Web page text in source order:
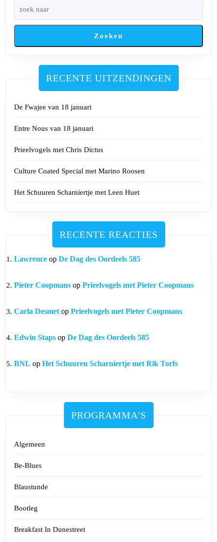
&
Hail
Marys
Zoeken
RECENTE UITZENDINGEN
De Fwajee van 18 januari
Entre Nous van 18 januari
Prieelvogels met Chris Dictus
Culture Coated Special met Marino Roosen
Het Schuuren Scharniertje met Leen Huet
RECENTE REACTIES
Lawrence op De Dag des Oordeels 585
Pieter Coopmans op Prieelvogels met Pieter Coopmans
Carla Desmet op Prieelvogels met Pieter Coopmans
Edwin Staps op De Dag des Oordeels 585
BNL op Het Schuuren Scharniertje met Rik Torfs
PROGRAMMA'S
Algemeen
Be-Blues
Blaustunde
Bootleg
Breakfast In Dunestreet